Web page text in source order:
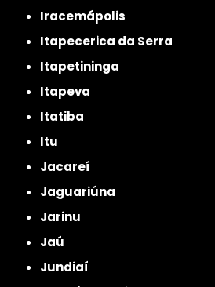
Iracemápolis
Itapecerica da Serra
Itapetininga
Itapeva
Itatiba
Itu
Jacareí
Jaguariúna
Jarinu
Jaú
Jundiaí